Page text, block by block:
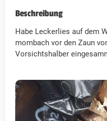
Beschreibung
Habe Leckerlies auf dem
mombach vor den Zaun
Vorsichtshalber